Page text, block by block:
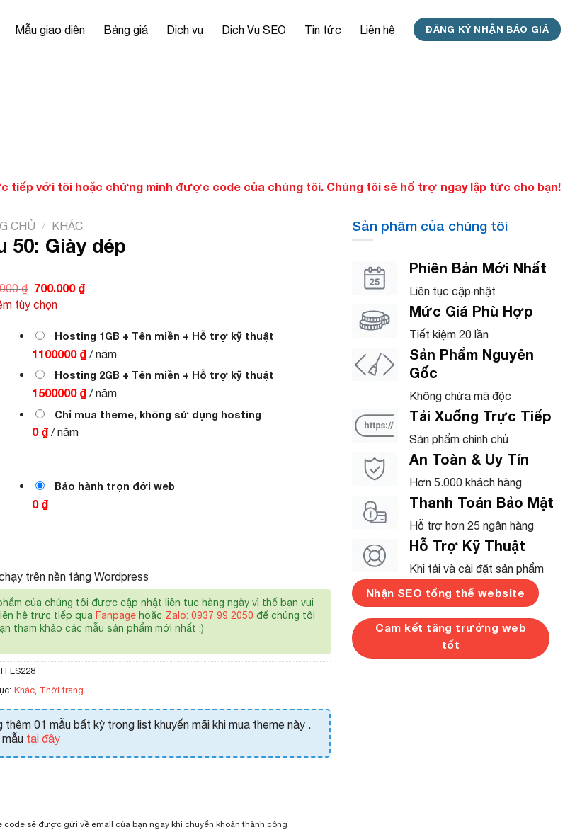
Mẫu giao diện Bảng giá Dịch vụ Dịch Vụ SEO Tin tức Liên hệ ĐĂNG KÝ NHẬN BÁO GIÁ
tiếp với tôi hoặc chứng minh được code của chúng tôi. Chúng tôi sẽ hổ trợ ngay lập tức cho bạn!
CHỦ / KHÁC
50: Giày dép
₫ Giá
gốc
là:
700.000 ₫Giá
700.000 ₫.
tùy chọn
Hosting 1GB + Tên miền + Hỗ trợ kỹ thuật
1100000 ₫ / năm
Hosting 2GB + Tên miền + Hỗ trợ kỹ thuật
1500000 ₫ / năm
Chỉ mua theme, không sử dụng hosting
0 ₫ / năm
Bảo hành trọn đời web
0 ₫
trên nền tảng Wordpress
của chúng tôi được cập nhật liên tục hàng ngày vì thế bạn vui
hệ trực tiếp qua Fanpage hoặc Zalo: 0937 99 2050 để chúng tôi
tham khảo các mẫu sản phẩm mới nhất :)
Khác Thời trang
thêm 01 mẫu bất kỳ trong list khuyến mãi khi mua theme này .
tại đây
code sẽ được gửi về email của bạn ngay khi chuyển khoản thành công
Sản phẩm của chúng tôi
Phiên Bản Mới Nhất
Liên tục cập nhật
Mức Giá Phù Hợp
Tiết kiệm 20 lần
Sản Phẩm Nguyên
Gốc
Không chứa mã độc
Tải Xuống Trực Tiếp
Sản phẩm chính chủ
An Toàn & Uy Tín
Hơn 5.000 khách hàng
Thanh Toán Bảo Mật
Hỗ trợ hơn 25 ngân hàng
Hỗ Trợ Kỹ Thuật
Khi tải và cài đặt sản phẩm
Nhận SEO tổng thể website
Cam kết tăng trưởng web
tốt